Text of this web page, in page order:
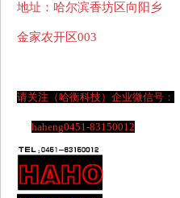
地址：哈尔滨香坊区向阳乡
金家农开区003
请关注（哈衡科技）企业微信号：
haheng0451-83150012